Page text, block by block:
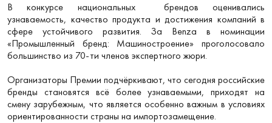
В конкурсе национальных брендов оценивались
узнаваемость, качество продукта и достижения компаний в
сфере устойчивого развития. За Benza в номинации
«Промышленный бренд: Машиностроение» проголосовало
большинство из 70-ти членов экспертного жюри.
Организаторы Премии подчёркивают, что сегодня российские
бренды становятся всё более узнаваемыми, приходят на
смену зарубежным, что является особенно важным в условиях
ориентированности страны на импортозамещение.